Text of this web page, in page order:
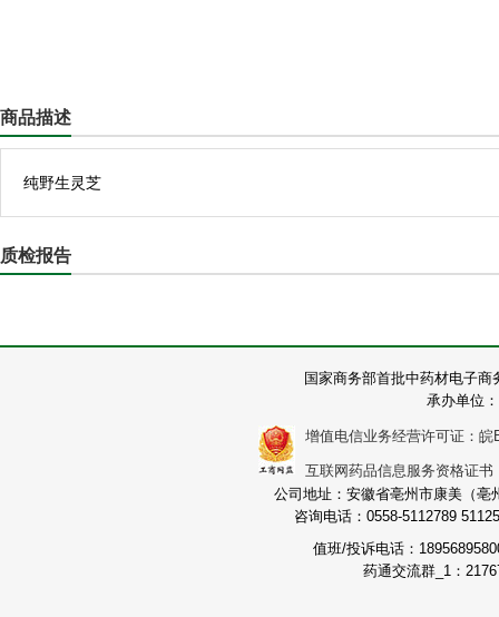
商品描述
纯野生灵芝
质检报告
国家商务部首批中药材电子
承办单位
增值电信业务经营许可证：皖
互联网药品信息服务资格证
公司地址：安徽省亳州市康美（
咨询电话：0558-5112789
值班/投诉电话：
药通交流群_1：